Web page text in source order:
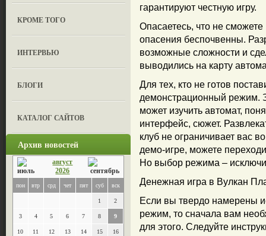
КРОМЕ ТОГО
ИНТЕРВЬЮ
БЛОГИ
КАТАЛОГ САЙТОВ
Архив новостей
август
2026
пон втр срд чет пят суб вск
1 2
3 4 5 6 7 8 9
10 11 12 13 14 15 16
гарантируют честную игру.
Опасаетесь, что не
опасения беспочвенны.
возможные сложности и
выводились на карту
Для тех, кто не готов
демонстрационный режим.
может изучить автомат,
интерфейс, сюжет.
клуб не ограничивает вас
демо-игре, можете
Но выбор режима –
Денежная игра в Вулкан
Если вы твердо намерены
режим, то сначала вам
для этого. Следуйте